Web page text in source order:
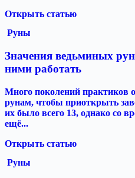
Открыть статью
Руны
Значения ведьминых
ними работать
Много поколений практиков
рунам, чтобы приоткрыть
их было всего 13, однако со
ещё...
Открыть статью
Руны